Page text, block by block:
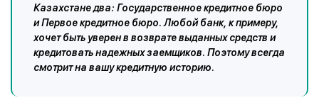
Казахстане два: Государственное кредитное бюро
и Первое кредитное бюро. Любой банк, к примеру,
хочет быть уверен в возврате выданных средств и
кредитовать надежных заемщиков. Поэтому всегда
смотрит на вашу кредитную историю.